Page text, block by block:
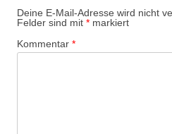
Deine E-Mail-Adresse wird nicht
Felder sind mit * markiert
Kommentar *